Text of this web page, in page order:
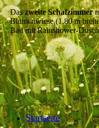
Daszweite Schafzimmer
Blumenwiese (1,80 m
Bad mit Rainshower-
Startseite